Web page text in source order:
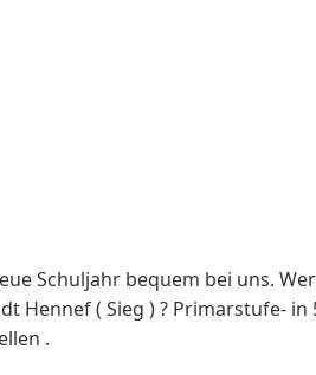
Schuljahr bequem bei uns.
Hennef ( Sieg ) ? Primarstufe-
.